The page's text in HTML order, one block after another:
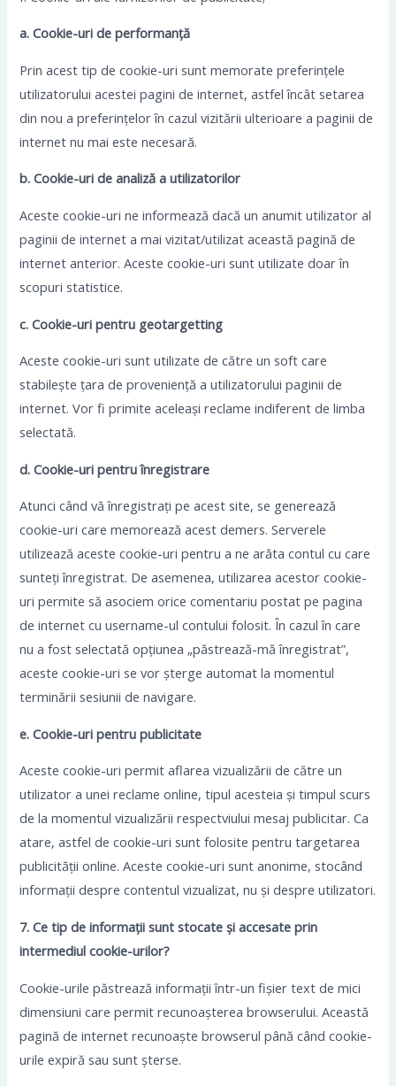
a. Cookie-uri de performanță
Prin acest tip de cookie-uri sunt memorate preferințele
utilizatorului acestei pagini de internet, astfel încât setarea
din nou a preferințelor în cazul vizitării ulterioare a paginii de
internet nu mai este necesară.
b. Cookie-uri de analiză a utilizatorilor
Aceste cookie-uri ne informează dacă un anumit utilizator al
paginii de internet a mai vizitat/utilizat această pagină de
internet anterior. Aceste cookie-uri sunt utilizate doar în
scopuri statistice.
c. Cookie-uri pentru geotargetting
Aceste cookie-uri sunt utilizate de către un soft care
stabilește țara de proveniență a utilizatorului paginii de
internet. Vor fi primite aceleași reclame indiferent de limba
selectată.
d. Cookie-uri pentru înregistrare
Atunci când vă înregistrați pe acest site, se generează
cookie-uri care memorează acest demers. Serverele
utilizează aceste cookie-uri pentru a ne arăta contul cu care
sunteți înregistrat. De asemenea, utilizarea acestor cookie-
uri permite să asociem orice comentariu postat pe pagina
de internet cu username-ul contului folosit. În cazul în care
nu a fost selectată opțiunea „păstrează-mă înregistrat”,
aceste cookie-uri se vor șterge automat la momentul
terminării sesiunii de navigare.
e. Cookie-uri pentru publicitate
Aceste cookie-uri permit aflarea vizualizării de către un
utilizator a unei reclame online, tipul acesteia și timpul scurs
de la momentul vizualizării respectviului mesaj publicitar. Ca
atare, astfel de cookie-uri sunt folosite pentru targetarea
publicității online. Aceste cookie-uri sunt anonime, stocând
informații despre contentul vizualizat, nu și despre utilizatori.
7. Ce tip de informații sunt stocate și accesate prin
intermediul cookie-urilor?
Cookie-urile păstrează informații într-un fișier text de mici
dimensiuni care permit recunoașterea browserului. Această
pagină de internet recunoaște browserul până când cookie-
urile expiră sau sunt șterse.